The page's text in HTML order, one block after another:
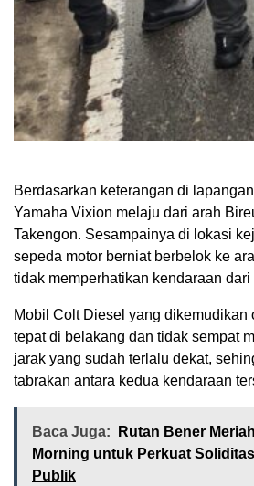
Berdasarkan keterangan di
Yamaha Vixion melaju dari arah
Takengon. Sesampainya di lokasi
sepeda motor berniat berbelok ke
tidak memperhatikan kendaraan
Mobil Colt Diesel yang dikemudikan
tepat di belakang dan tidak sempat
jarak yang sudah terlalu dekat,
tabrakan antara kedua kendaraan
Baca Juga:
Rutan Bener
Morning untuk Perkuat
Publik